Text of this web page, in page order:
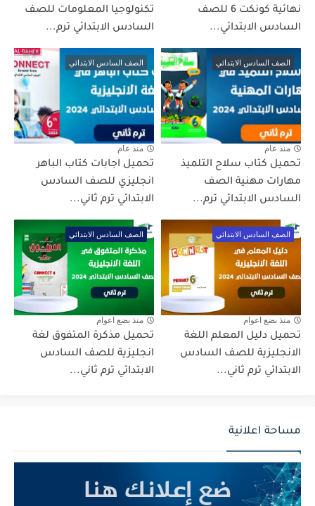
نهائية كونكت 6 للصف
السادس الابتدائي...
تكنولوجيا المعلومات للصف
السادس الابتدائي ترم...
الصف السادس الابتدائي
منذ عام
تحميل كتاب سلاح التلميذ
مهارات مهنية الصف
السادس الابتدائي ترم...
الصف السادس الابتدائي
منذ عام
تحميل اجابات كتاب الباهر
انجليزي للصف السادس
الابتدائي ترم ثاني...
الصف السادس الابتدائي
منذ بضع اعوام
تحميل دليل المعلم اللغة
الانجليزية للصف السادس
الابتدائي ترم ثاني...
الصف السادس الابتدائي
منذ بضع اعوام
تحميل مذكرة المتفوق لغة
انجليزية للصف السادس
الابتدائي ترم ثاني...
مساحة اعلانية